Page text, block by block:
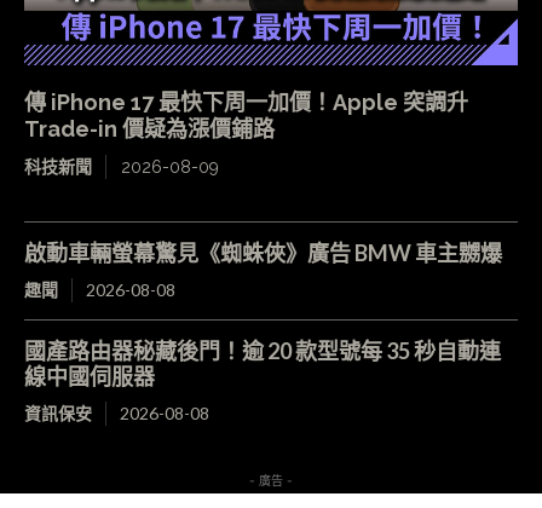
傳 iPhone 17 最快下周一加價！Apple 突調升
Trade-in 價疑為漲價鋪路
科技新聞 2026-08-09
啟動車輛螢幕驚見《蜘蛛俠》廣告 BMW 車主嬲爆
趣聞 2026-08-08
國產路由器秘藏後門！逾 20 款型號每 35 秒自動連
線中國伺服器
資訊保安 2026-08-08
- 廣告 -